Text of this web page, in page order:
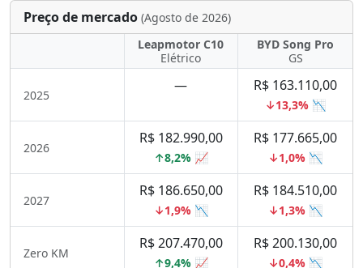
Preço de mercado (Agosto de 2026)
Leapmotor C10
Elétrico
BYD Song Pro
GS
2025
— R$ 163.110,00
↓13,3% 📉
2026
R$ 182.990,00
↑8,2% 📈
R$ 177.665,00
↓1,0% 📉
2027
R$ 186.650,00
↓1,9% 📉
R$ 184.510,00
↓1,3% 📉
Zero KM
R$ 207.470,00
↑9,4% 📈
R$ 200.130,00
↓0,4% 📉